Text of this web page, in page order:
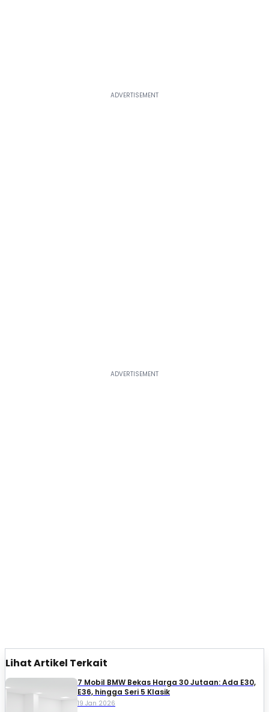
Lihat Artikel Terkait
7 Mobil BMW Bekas Harga 30 Jutaan: Ada E30,
E36, hingga Seri 5 Klasik
19 Jan 2026